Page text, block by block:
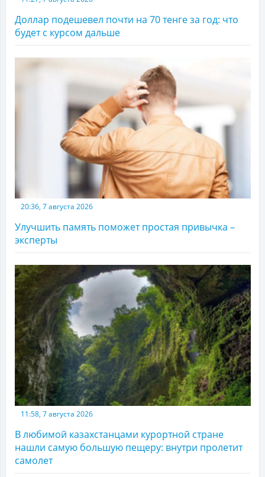
Доллар подешевел почти на 70 тенге за год: что
будет с курсом дальше
20:36, 7 августа 2026
Улучшить память поможет простая привычка –
эксперты
11:58, 7 августа 2026
В любимой казахстанцами курортной стране
нашли самую большую пещеру: внутри пролетит
самолет